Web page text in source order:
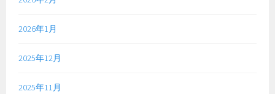
2026年1月
2025年12月
2025年11月